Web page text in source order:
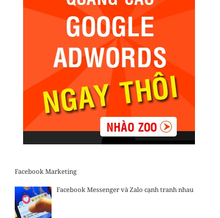
Facebook Marketing
Facebook Messenger và Zalo cạnh tranh nhau